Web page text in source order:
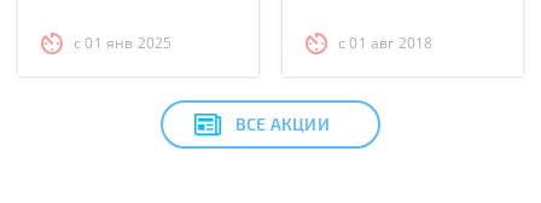
с 01 янв 2025 с 01 авг 2018
ВСЕ АКЦИИ